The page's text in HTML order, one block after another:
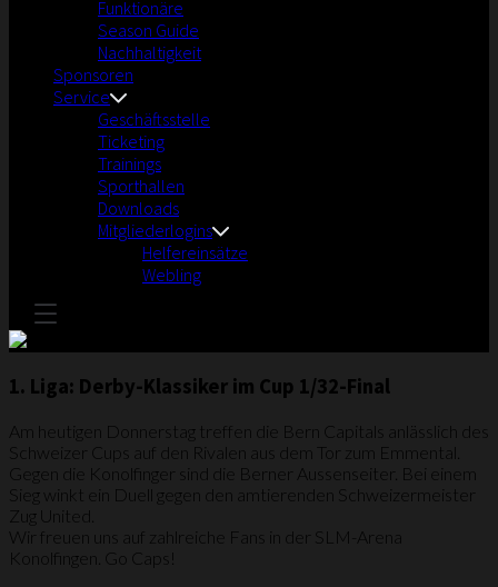
Funktionäre
Season Guide
Nachhaltigkeit
Sponsoren
Service
Geschäftsstelle
Ticketing
Trainings
Sporthallen
Downloads
Mitgliederlogins
Helfereinsätze
Webling
1. Liga: Derby-Klassiker im Cup 1/32-Final
Am heutigen Donnerstag treffen die Bern Capitals anlässlich des
Schweizer Cups auf den Rivalen aus dem Tor zum Emmental.
Gegen die Konolfinger sind die Berner Aussenseiter. Bei einem
Sieg winkt ein Duell gegen den amtierenden Schweizermeister
Zug United.
Wir freuen uns auf zahlreiche Fans in der SLM-Arena
Konolfingen. Go Caps!